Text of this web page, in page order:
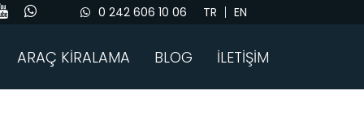
0 242 606 10 06 TR EN
ARAÇ KİRALAMA BLOG İLETİŞİM